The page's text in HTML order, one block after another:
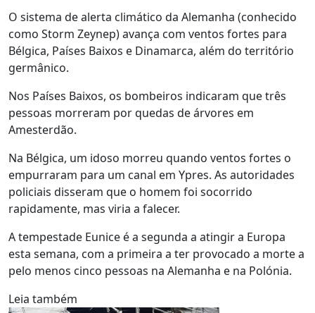
O sistema de alerta climático da Alemanha (conhecido
como Storm Zeynep) avança com ventos fortes para
Bélgica, Países Baixos e Dinamarca, além do território
germânico.
Nos Países Baixos, os bombeiros indicaram que três
pessoas morreram por quedas de árvores em
Amesterdão.
Na Bélgica, um idoso morreu quando ventos fortes o
empurraram para um canal em Ypres. As autoridades
policiais disseram que o homem foi socorrido
rapidamente, mas viria a falecer.
A tempestade Eunice é a segunda a atingir a Europa
esta semana, com a primeira a ter provocado a morte a
pelo menos cinco pessoas na Alemanha e na Polónia.
Leia também